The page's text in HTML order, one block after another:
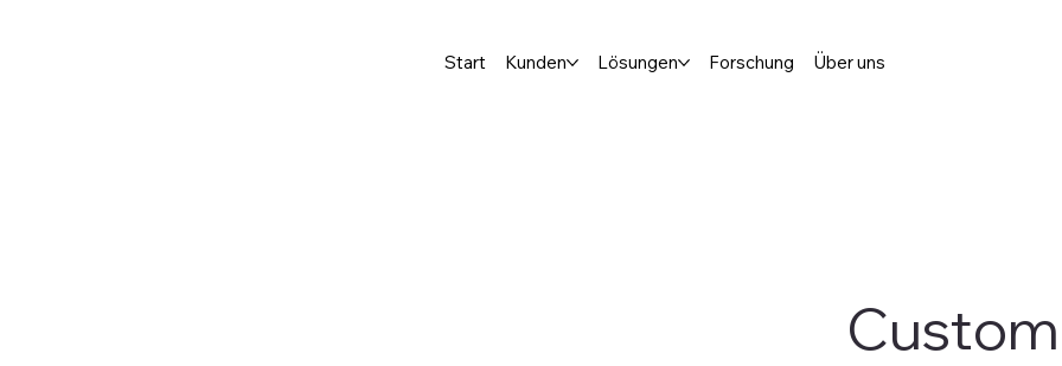
Start Kunden Lösungen Forschung Über uns